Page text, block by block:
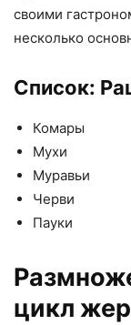
своими
несколько
Список:
Комары
Мухи
Муравьи
Черви
Пауки
цикл